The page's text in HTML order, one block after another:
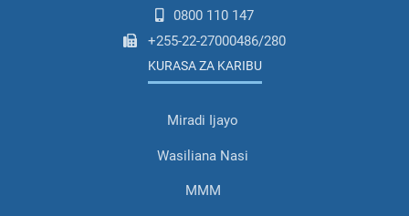
0800 110 147
+255-22-27000486/280
KURASA ZA KARIBU
Miradi Ijayo
Wasiliana Nasi
MMM